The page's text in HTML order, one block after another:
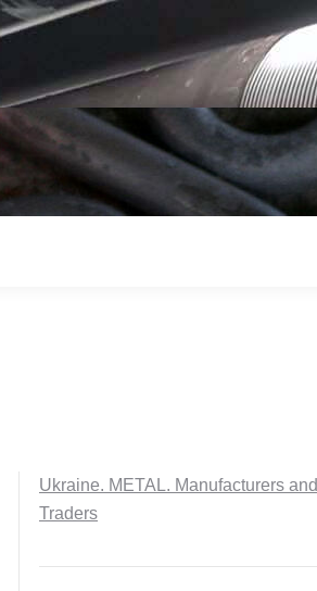
Ukraine. METAL. Manufacturers and
Traders